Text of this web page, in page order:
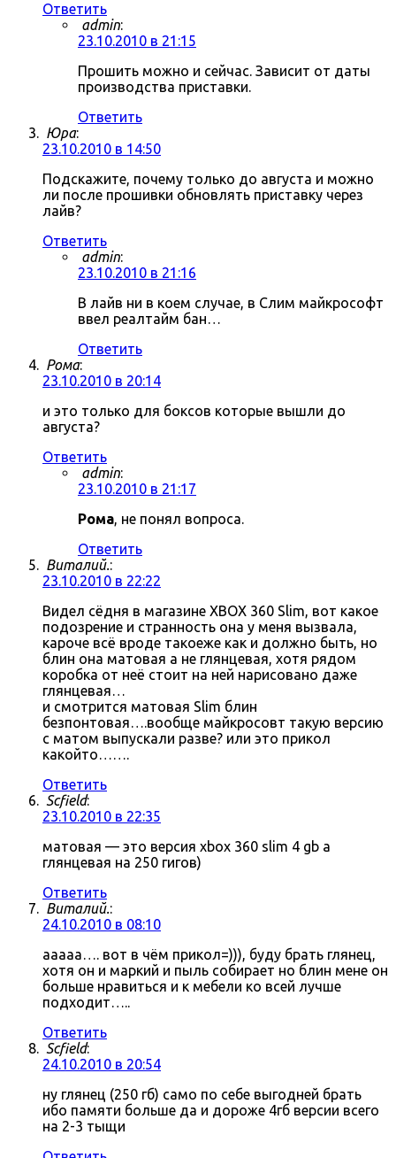
Ответить
admin:
23.10.2010 в 21:15
Прошить можно и сейчас. Зависит от даты
производства приставки.
Ответить
Юра:
23.10.2010 в 14:50
Подскажите, почему только до августа и можно
ли после прошивки обновлять приставку через
лайв?
Ответить
admin:
23.10.2010 в 21:16
В лайв ни в коем случае, в Слим майкрософт
ввел реалтайм бан…
Ответить
Рома:
23.10.2010 в 20:14
и это только для боксов которые вышли до
августа?
Ответить
admin:
23.10.2010 в 21:17
Рома, не понял вопроса.
Ответить
Виталий.:
23.10.2010 в 22:22
Видел сёдня в магазине XBOX 360 Slim, вот какое
подозрение и странность она у меня вызвала,
кароче всё вроде такоеже как и должно быть, но
блин она матовая а не глянцевая, хотя рядом
коробка от неё стоит на ней нарисовано даже
глянцевая…
и смотрится матовая Slim блин
безпонтовая….вообще майкросовт такую версию
с матом выпускали разве? или это прикол
какойто…….
Ответить
Scfield:
23.10.2010 в 22:35
матовая — это версия xbox 360 slim 4 gb а
глянцевая на 250 гигов)
Ответить
Виталий.:
24.10.2010 в 08:10
ааааа…. вот в чём прикол=))), буду брать глянец,
хотя он и маркий и пыль собирает но блин мене он
больше нравиться и к мебели ко всей лучше
подходит…..
Ответить
Scfield:
24.10.2010 в 20:54
ну глянец (250 гб) само по себе выгодней брать
ибо памяти больше да и дороже 4гб версии всего
на 2-3 тыщи